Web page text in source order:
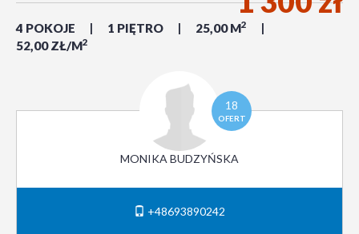
4 POKOJE 1 PIĘTRO 25,00 M2
52,00 ZŁ/M2
18
OFERT
MONIKA BUDZYŃSKA
+48693890242